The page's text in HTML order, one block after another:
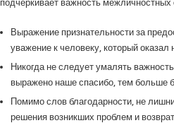
подчеркивает важность
Выражение признательности за
уважение к человеку, который
Никогда не следует умалять
выражено наше спасибо, тем больше
Помимо слов благодарности, не
решения возникших проблем и